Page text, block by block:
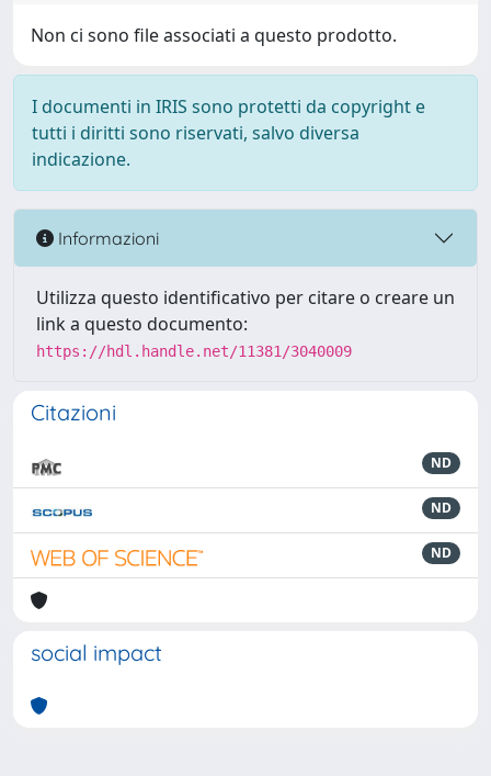
Non ci sono file associati a questo prodotto.
I documenti in IRIS sono protetti da copyright e
tutti i diritti sono riservati, salvo diversa
indicazione.
Informazioni
Utilizza questo identificativo per citare o creare un
link a questo documento:
https://hdl.handle.net/11381/3040009
Citazioni
ND
ND
ND
social impact